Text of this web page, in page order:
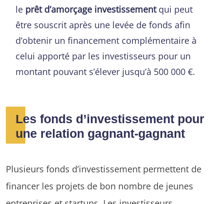
le prêt d’amorçage investissementqui peut
être souscrit après une levée de fonds afin
d’obtenir un financement complémentaire à
celui apporté par les investisseurs pour un
montant pouvant s’élever jusqu’à 500 000 €.
Les fonds d’investissement pour
une relation gagnant-gagnant
Plusieurs fonds d’investissement permettent de
financer les projets de bon nombre de jeunes